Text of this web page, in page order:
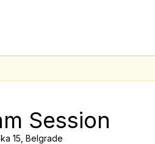
Session
15, Belgrade